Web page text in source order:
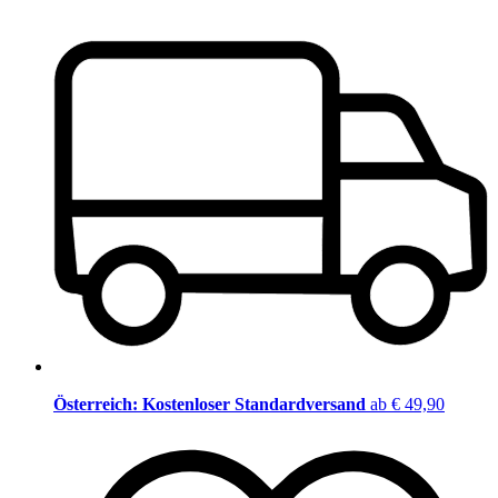
Österreich: Kostenloser Standardversand ab € 49,90